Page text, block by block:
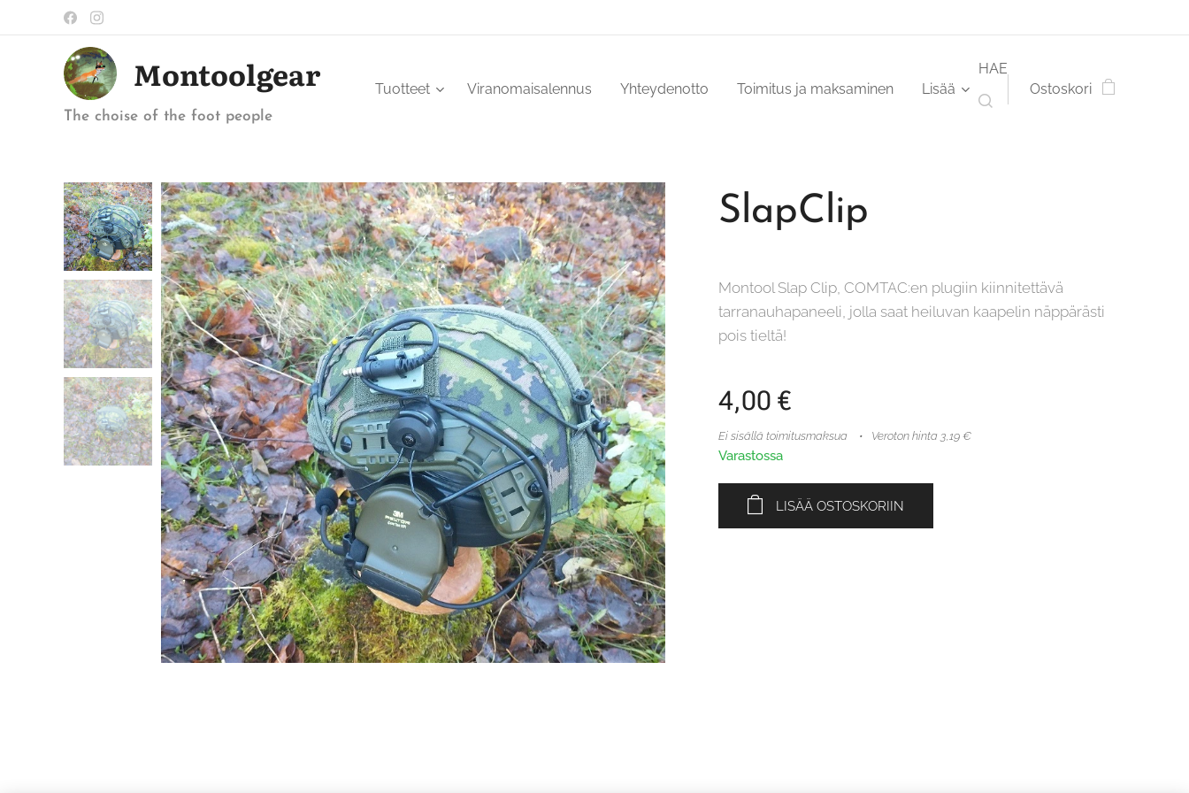
Montoolgear
The choise of the foot people
Tuotteet Viranomaisalennus Yhteydenotto Toimitus ja maksaminen Lisää
HAE
Ostoskori
SlapClip
Montool Slap Clip, COMTAC:en plugiin kiinnitettävä
tarranauhapaneeli, jolla saat heiluvan kaapelin näppärästi
pois tieltä!
4,00 €
Ei sisällä toimitusmaksua Veroton hinta 3,19 €
Varastossa
LISÄÄ OSTOSKORIIN